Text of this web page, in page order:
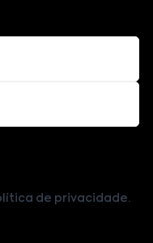
de privacidade.